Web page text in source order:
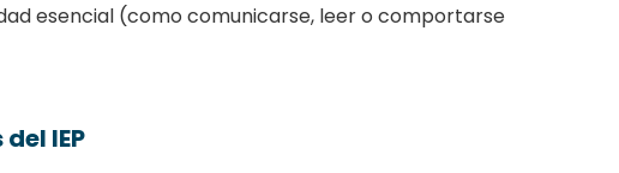
esencial (como comunicarse, leer o comportarse
IEP